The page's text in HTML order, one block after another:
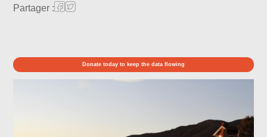
Partager :
Donate today to keep the data flowing